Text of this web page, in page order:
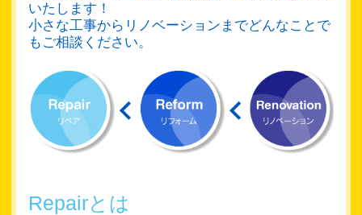
いたします！
小さな工事からリノベーションまでどんなことで
もご相談ください。
Repairとは